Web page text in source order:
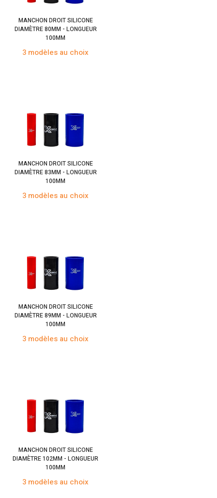
MANCHON DROIT SILICONE
DIAMÈTRE 80MM - LONGUEUR
100MM
3 modèles au choix
MANCHON DROIT SILICONE
DIAMÈTRE 83MM - LONGUEUR
100MM
3 modèles au choix
MANCHON DROIT SILICONE
DIAMÈTRE 89MM - LONGUEUR
100MM
3 modèles au choix
MANCHON DROIT SILICONE
DIAMÈTRE 102MM - LONGUEUR
100MM
3 modèles au choix